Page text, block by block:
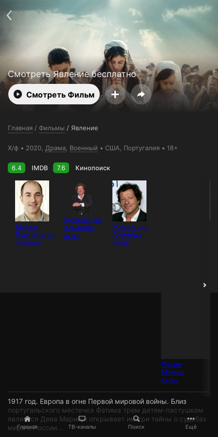
Главная ТВ-каналы Поиск Ещё
Смотреть Явление бесплатно
Смотреть Фильм
Главная / Фильмы / Явление
Х/ф 2020, Драма Военный США , Португалия 18+
6.4 IMDB 7.6 Кинопоиск
Марко
Понтекорво
Режиссёр
Жоаким де
Алмейда
Актёр
Жоакин де
Алмейда
Актёр
Лусия
Мониш
Актёр
1917 год. Европа в огне Первой мировой войны. Близ
португальского местечка Фатима трем детям-пастушкам
является Дева Мария и открывает им три тайны о судьбах
мира и России…
support@24h.tv
Пользовательское соглашение
Для партнёров
Открыть приложение
Ввести промокод
Установить на ТВ
Бесплатные каналы Контакты